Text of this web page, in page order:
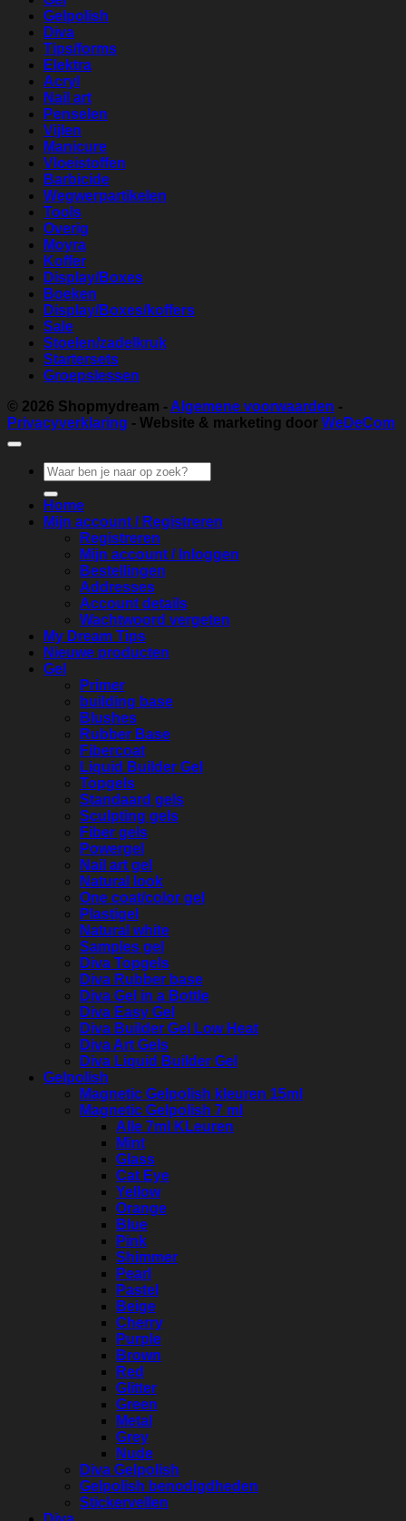
Gelpolish
Diva
Tips/forms
Elektra
Acryl
Nail art
Penselen
Vijlen
Manicure
Vloeistoffen
Barbicide
Wegwerpartikelen
Tools
Overig
Moyra
Koffer
Display/Boxes
Boeken
Display/Boxes/koffers
Sale
Stoelen/zadelkruk
Startersets
Groepslessen
© 2026 Shopmydream - Algemene voorwaarden -
Privacyverklaring - Website & marketing door WeDeCom
Zoeken
naar:
Home
Mijn account / Registreren
Registreren
Mijn account / Inloggen
Bestellingen
Addresses
Account details
Wachtwoord vergeten
My Dream Tips
Nieuwe producten
Gel
Primer
building base
Blushes
Rubber Base
Fibercoat
Liquid Builder Gel
Topgels
Standaard gels
Sculpting gels
Fiber gels
Powergel
Nail art gel
Natural look
One coat/color gel
Plastigel
Natural white
Samples gel
Diva Topgels
Diva Rubber base
Diva Gel in a Bottle
Diva Easy Gel
Diva Builder Gel Low Heat
Diva Art Gels
Diva Liquid Builder Gel
Gelpolish
Magnetic Gelpolish kleuren 15ml
Magnetic Gelpolish 7 ml
Alle 7ml KLeuren
Mint
Glass
Cat Eye
Yellow
Orange
Blue
Pink
Shimmer
Pearl
Pastel
Beige
Cherry
Purple
Brown
Red
Glitter
Green
Metal
Grey
Nude
Diva Gelpolish
Gelpolish benodigdheden
Stickervellen